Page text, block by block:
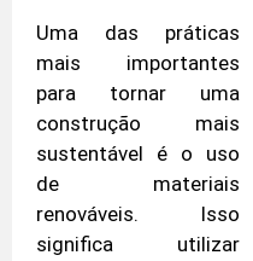
Uma das práticas
mais importantes
para tornar uma
construção mais
sustentável é o uso
de materiais
renováveis. Isso
significa utilizar